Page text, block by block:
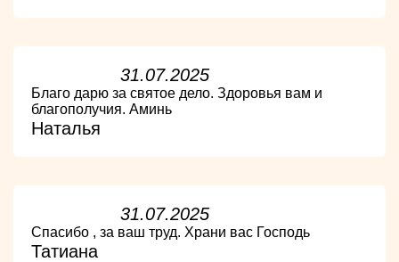
31.07.2025
Благо дарю за святое дело. Здоровья вам и
благополучия. Аминь
Наталья
31.07.2025
Спасибо , за ваш труд. Храни вас Господь
Татиана